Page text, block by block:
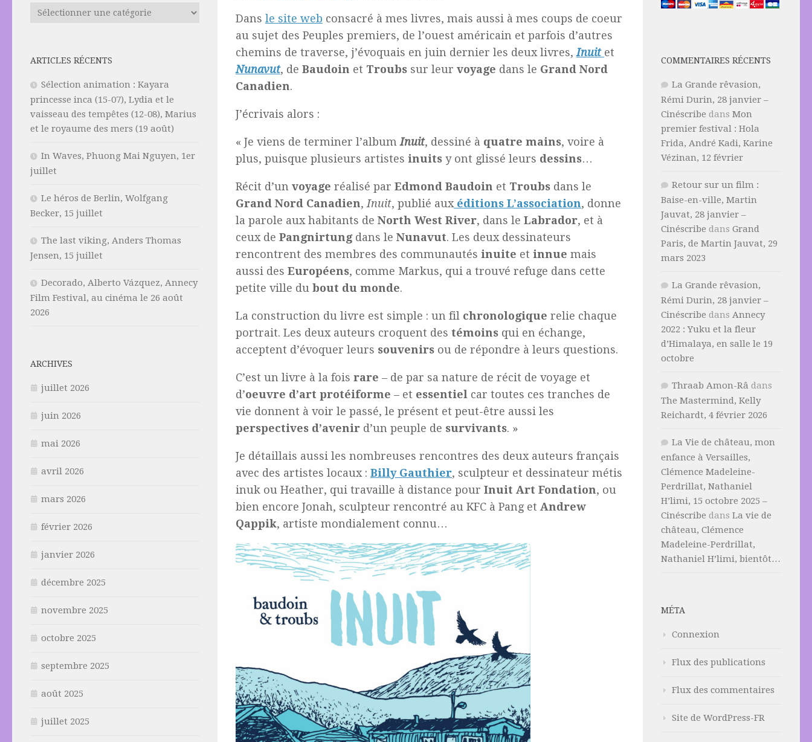
Dans le site web consacré à mes livres, mais aussi à mes coups de coeur
au sujet des Peuples premiers, de l’ouest américain et parfois d’autres
chemins de traverse, j’évoquais en juin dernier les deux livres,Inuit et
Nunavut, de Baudoin et Troubs sur leur voyage dans le Grand Nord
Canadien.
J’écrivais alors :
« Je viens de terminer l’albumInuit, dessiné à quatre mains, voire à
plus, puisque plusieurs artistes inuits y ont glissé leurs dessins…
Récit d’un voyage réalisé par Edmond Baudoin et Troubs dans le
Grand Nord Canadien, Inuit, publié aux éditions L’association, donne
la parole aux habitants de North West River, dans le Labrador, et à
ceux de Pangnirtungdans le Nunavut. Les deux dessinateurs
rencontrent des membres des communautés inuite et innue mais
aussi des Européens, comme Markus, qui a trouvé refuge dans cette
petite ville du bout du monde.
La construction du livre est simple : un fil chronologique relie chaque
portrait. Les deux auteurs croquent des témoins qui en échange,
acceptent d’évoquer leurs souvenirs ou de répondre à leurs questions.
C’est un livre à la fois rare – de par sa nature de récit de voyage et
d’oeuvre d’art protéiforme – et essentiel car toutes ces tranches de
vie donnent à voir le passé, le présent et peut-être aussi les
perspectives d’avenir d’un peuple de survivants. »
Je détaillais aussi les nombreuses rencontres des deux auteurs français
avec des artistes locaux : Billy Gauthier, sculpteur et dessinateur métis
inuk ou Heather, qui travaille à distance pour Inuit Art Fondation, ou
bien encore Jonah, sculpteur rencontré au KFC à Pang et Andrew
Qappik, artiste mondialement connu…
Catégories
ARTICLES RÉCENTS
Sélection animation : Kayara
princesse inca (15-07), Lydia et le
vaisseau des tempêtes (12-08), Marius
et le royaume des mers (19 août)
In Waves, Phuong Mai Nguyen, 1er
juillet
Le héros de Berlin, Wolfgang
Becker, 15 juillet
The last viking, Anders Thomas
Jensen, 15 juillet
Decorado, Alberto Vázquez, Annecy
Film Festival, au cinéma le 26 août
2026
ARCHIVES
juillet 2026
juin 2026
mai 2026
avril 2026
mars 2026
février 2026
janvier 2026
décembre 2025
novembre 2025
octobre 2025
septembre 2025
août 2025
juillet 2025
COMMENTAIRES RÉCENTS
La Grande rêvasion,
Rémi Durin, 28 janvier –
Cinéscribe dans Mon
premier festival : Hola
Frida, André Kadi, Karine
Vézinan, 12 février
Retour sur un film :
Baise-en-ville, Martin
Jauvat, 28 janvier –
Cinéscribe dans Grand
Paris, de Martin Jauvat, 29
mars 2023
La Grande rêvasion,
Rémi Durin, 28 janvier –
Cinéscribe dans Annecy
2022 : Yuku et la fleur
d’Himalaya, en salle le 19
octobre
Thraab Amon-Râ dans
The Mastermind, Kelly
Reichardt, 4 février 2026
La Vie de château, mon
enfance à Versailles,
Clémence Madeleine-
Perdrillat, Nathaniel
H’limi, 15 octobre 2025 –
Cinéscribe dans La vie de
château, Clémence
Madeleine-Perdrillat,
Nathaniel H’limi, bientôt…
MÉTA
Connexion
Flux des publications
Flux des commentaires
Site de WordPress-FR